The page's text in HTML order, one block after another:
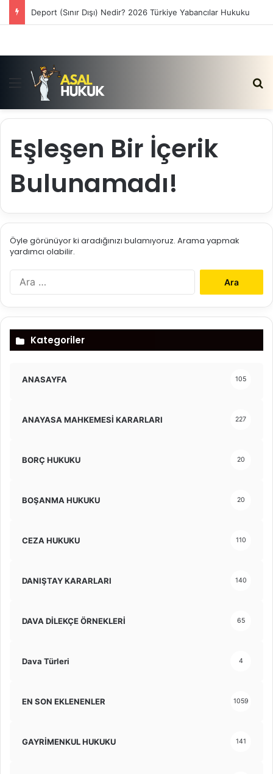
Deport (Sınır Dışı) Nedir? 2026 Türkiye Yabancılar Hukuku
Menü
Eşleşen Bir İçerik
Bulunamadı!
Öyle görünüyor ki aradığınızı bulamıyoruz. Arama yapmak
yardımcı olabilir.
Kategoriler
ANASAYFA 105
ANAYASA MAHKEMESİ KARARLARI 227
BORÇ HUKUKU 20
BOŞANMA HUKUKU 20
CEZA HUKUKU 110
DANIŞTAY KARARLARI 140
DAVA DİLEKÇE ÖRNEKLERİ 65
Dava Türleri 4
EN SON EKLENENLER 1059
GAYRİMENKUL HUKUKU 141